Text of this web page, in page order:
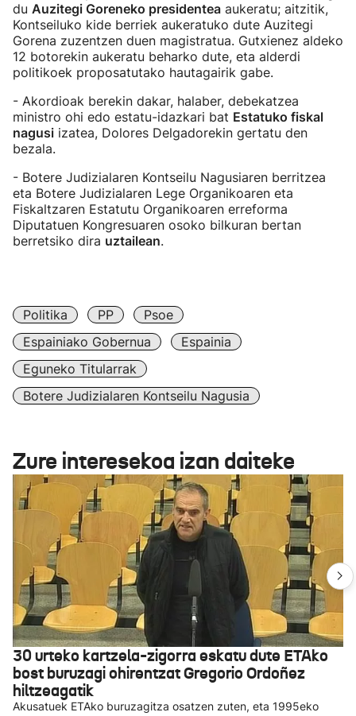
du Auzitegi Goreneko presidentea aukeratu; aitzitik,
Kontseiluko kide berriek aukeratuko dute Auzitegi
Gorena zuzentzen duen magistratua. Gutxienez aldeko
12 botorekin aukeratu beharko dute, eta alderdi
politikoek proposatutako hautagairik gabe.
- Akordioak berekin dakar, halaber, debekatzea
ministro ohi edo estatu-idazkari bat Estatuko fiskal
nagusi izatea, Dolores Delgadorekin gertatu den
bezala.
- Botere Judizialaren Kontseilu Nagusiaren berritzea
eta Botere Judizialaren Lege Organikoaren eta
Fiskaltzaren Estatutu Organikoaren erreforma
Diputatuen Kongresuaren osoko bilkuran bertan
berretsiko dira uztailean.
Politika PP
Psoe
Espainiako Gobernua
Espainia
Eguneko Titularrak
Botere Judizialaren Kontseilu Nagusia
Zure interesekoa izan daiteke
30 urteko kartzela-zigorra eskatu dute ETAko
bost buruzagi ohirentzat Gregorio Ordoñez
hiltzeagatik
Akusatuek ETAko buruzagitza osatzen zuten, eta 1995eko